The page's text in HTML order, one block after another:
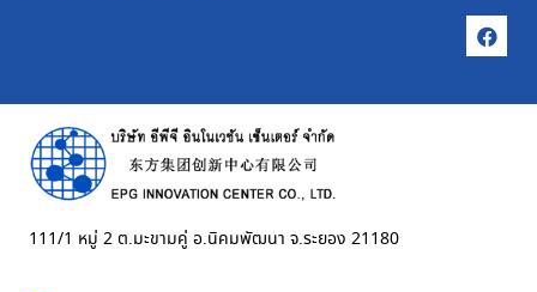
111/1 หมู่ 2 ต.มะขามคู่ อ.นิคมพัฒนา จ.ระยอง 21180